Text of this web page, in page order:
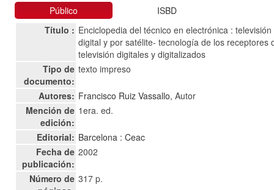
Público
ISBD
Título : Enciclopedia del técnico en electrónica : televisión
digital y por satélite- tecnología de los receptores
televisión digitales y digitalizados
Tipo de
documento:
texto impreso
Autores: Francisco Ruiz Vassallo, Autor
Mención de
edición:
1era. ed.
Editorial: Barcelona : Ceac
Fecha de
publicación:
2002
Número de 317 p.